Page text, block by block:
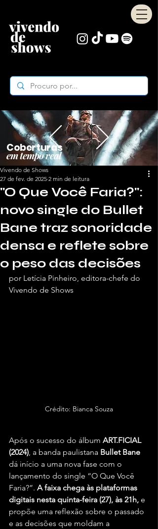
Coberturas
em tempo real
"O Que Você Faria?":
novo single do Bullet
Bane traz sonoridade
densa e reflete sobre
o peso das decisões
Vivendo de Shows
27 de fev. de 2025 2 min de leitura
por Letícia Pinheiro, editora-chefe do
Vivendo de Shows
Crédito: Bianca Souza
Após o sucesso do álbum ART.FICIAL
(2024), a banda paulistana Bullet Bane
dá início a uma nova fase com o
lançamento do single “O Que Você
Faria?”. A faixa chega às plataformas
digitais nesta quinta-feira (27), às 21h, e
propõe uma reflexão sobre o passado
e as decisões que moldam a